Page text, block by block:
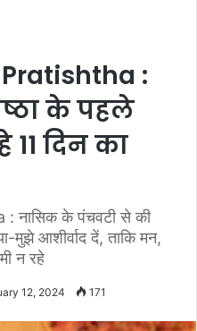
:
के पहले
11 दिन का
नासिक के पंचवटी से की
मुझे आशीर्वाद दें, ताकि मन,
न रहे
12, 2024 171